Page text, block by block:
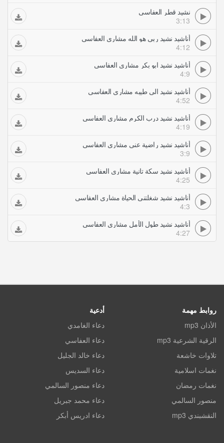
نشيد قطر العفاسي
3:13
أناشيد نشيد ربي هو الله مشاري العفاسي
4:12
أناشيد نشيد ابو بكر مشاري العفاسي
4:9
أناشيد نشيد الى طيبه مشاري العفاسي
4:52
أناشيد نشيد درب الكرم مشاري العفاسي
4:19
أناشيد نشيد راضية عني مشاري العفاسي
3:9
أناشيد نشيد سكة تانية مشاري العفاسي
4:25
أناشيد نشيد شغلتني الحياة مشاري العفاسي
4:3
أناشيد نشيد طول الأمل مشاري العفاسي
4:27
روابط مهمة
الأذان mp3
الرقية الشرعية mp3
تلاوات خاشعة
نغمات اسلامية
نغمات رمضان
منصور السالمي
النقشبندي mp3
أدعية
دعاء الغامدي
دعاء العفاسي
دعاء خالد الجليل
دعاء السديس
دعاء منصور السالمي
دعاء محمد جبريل
دعاء ادريس أبكر